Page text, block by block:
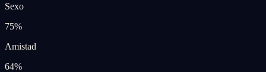
Sexo
75%
Amistad
64%